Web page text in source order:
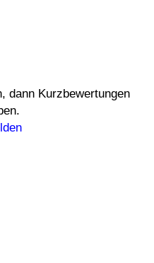
dann Kurzbewertungen